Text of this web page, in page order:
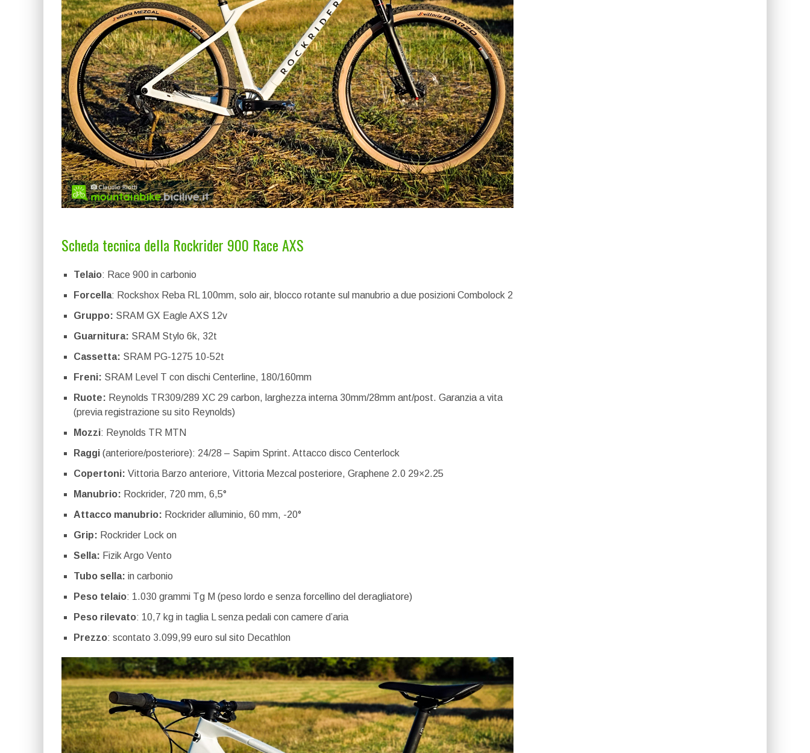
Scheda tecnica della Rockrider 900 Race AXS
Telaio: Race 900 in carbonio
Forcella: Rockshox Reba RL 100mm, solo air, blocco rotante sul manubrio a due posizioni Combolock 2
Gruppo: SRAM GX Eagle AXS 12v
Guarnitura: SRAM Stylo 6k, 32t
Cassetta: SRAM PG-1275 10-52t
Freni: SRAM Level T con dischi Centerline, 180/160mm
Ruote: Reynolds TR309/289 XC 29 carbon, larghezza interna 30mm/28mm ant/post. Garanzia a vita
(previa registrazione su sito Reynolds)
Mozzi: Reynolds TR MTN
Raggi (anteriore/posteriore): 24/28 – Sapim Sprint. Attacco disco Centerlock
Copertoni: Vittoria Barzo anteriore, Vittoria Mezcal posteriore, Graphene 2.0 29×2.25
Manubrio: Rockrider, 720 mm, 6,5°
Attacco manubrio: Rockrider alluminio, 60 mm, -20°
Grip: Rockrider Lock on
Sella: Fizik Argo Vento
Tubo sella: in carbonio
Peso telaio: 1.030 grammi Tg M (peso lordo e senza forcellino del deragliatore)
Peso rilevato: 10,7 kg in taglia L senza pedali con camere d’aria
Prezzo: scontato 3.099,99 euro sul sito Decathlon